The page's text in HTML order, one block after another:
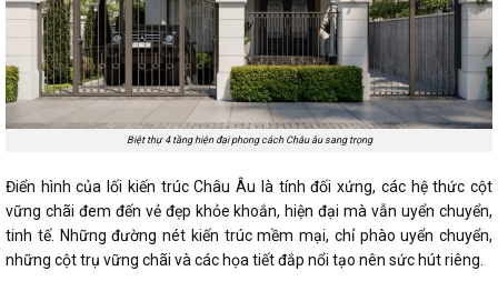
Biệt thự 4 tầng hiện đại phong cách Châu âu sang trọng
Điển hình của lối kiến trúc Châu Âu là tính đối xứng, các hệ thức cột
vững chãi đem đến vẻ đẹp khỏe khoắn, hiện đại mà vẫn uyển chuyển,
tinh tế. Những đường nét kiến trúc mềm mại, chỉ phào uyển chuyển,
những cột trụ vững chãi và các họa tiết đắp nổi tạo nên sức hút riêng.